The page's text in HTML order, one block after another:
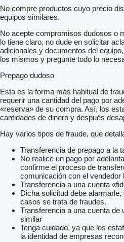
No compre productos cuyo precio
equipos similares.
No acepte compromisos dudosos o
lo tiene claro, no dude en solicitar
adicionales y documentos del
los mismos y pregunte todo lo
Prepago dudoso
Esta es la forma más habitual de
requerir una cantidad del pago por
«reserva» de su compra. Así, los
cantidades de dinero y después
Hay varios tipos de fraude, que
Transferencia de prepago a la
No realice un pago por
confirme el proceso de
comunicación con el vendedor
Transferencia a una cuenta
Dicha solicitud debe
casos se trata de fraudes.
Transferencia a una cuenta
similar
Tenga cuidado, ya que los
la identidad de empresas